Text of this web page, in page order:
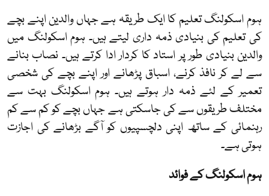
ہوم اسکولنگ تعلیم کا ایک طریقہ ہے جہاں والدین اپنے بچے
کی تعلیم کی بنیادی ذمہ داری لیتے ہیں۔ ہوم اسکولنگ میں
والدین بنیادی طور پر استاد کا کردار ادا کرتے ہیں۔ نصاب بنانے
سے لے کر نافذ کرنے، اسباق پڑھانے اور اپنے بچے کی شخصی
تعمیر کے لئے ذمہ دار ہوتے ہیں۔ ہوم اسکولنگ بہت سے
مختلف طریقوں سے کی جاسکتی ہے جہاں بچے کو کم سے کم
رہنمائی کے ساتھ اپنی دلچسپیوں کو آگے بڑھانے کی اجازت
ہوتی ہے۔
ہوم اسکولنگ کے فوائد